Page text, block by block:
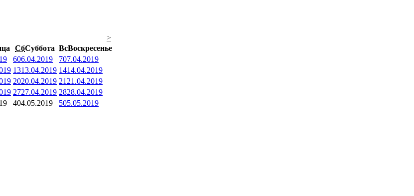
>
СбСуббота ВсВоскресенье
606.04.2019 707.04.2019
1313.04.2019 1414.04.2019
2020.04.2019 21 21.04.2019
2727.04.2019 2828.04.2019
404.05.2019 505.05.2019